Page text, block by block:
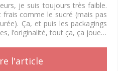
je suis toujours très faible.
frais comme le sucré (mais pas
Ça, et puis les packagings
l’originalité, tout ça, ça joue…
l'article